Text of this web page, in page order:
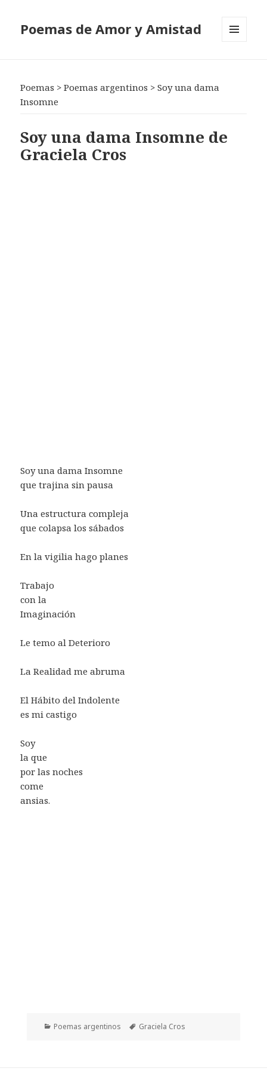
Poemas de Amor y Amistad
Poemas >Poemas argentinos >Soy una dama
Insomne
Soy una dama Insomne de
Graciela Cros
Soy una dama Insomne
que trajina sin pausa
Una estructura compleja
que colapsa los sábados
En la vigilia hago planes
Trabajo
con la
Imaginación
Le temo al Deterioro
La Realidad me abruma
El Hábito del Indolente
es mi castigo
Soy
la que
por las noches
come
ansias.
Categorías
Poemas argentinos Etiquetas
Graciela Cros